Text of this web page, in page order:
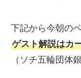
下記から今朝の
ゲスト解説はカ
（ソチ五輪団体